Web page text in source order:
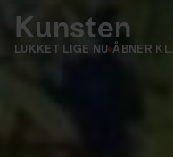
Kunsten
LUKKET LIGE NU ÅBNER KL.